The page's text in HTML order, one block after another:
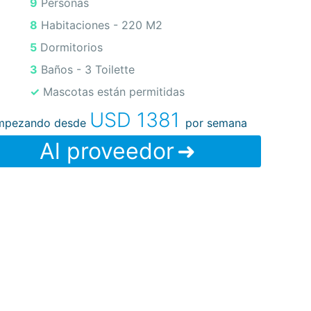
8 Habitaciones - 220 M2
5 Dormitorios
3 Baños - 3 Toilette
✓ Mascotas están permitidas
desde USD 1381 por semana
Al proveedor